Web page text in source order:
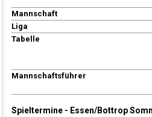
Mannschaft
Liga
Tabelle
Mannschaftsführer
Spieltermine - Essen/Bottrop